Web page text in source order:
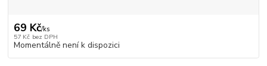
69 Kč/ks
57 Kč bez DPH
Momentálně není k dispozici